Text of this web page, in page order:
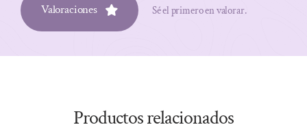
Valoraciones Sé el primero en valorar.
Productos relacionados